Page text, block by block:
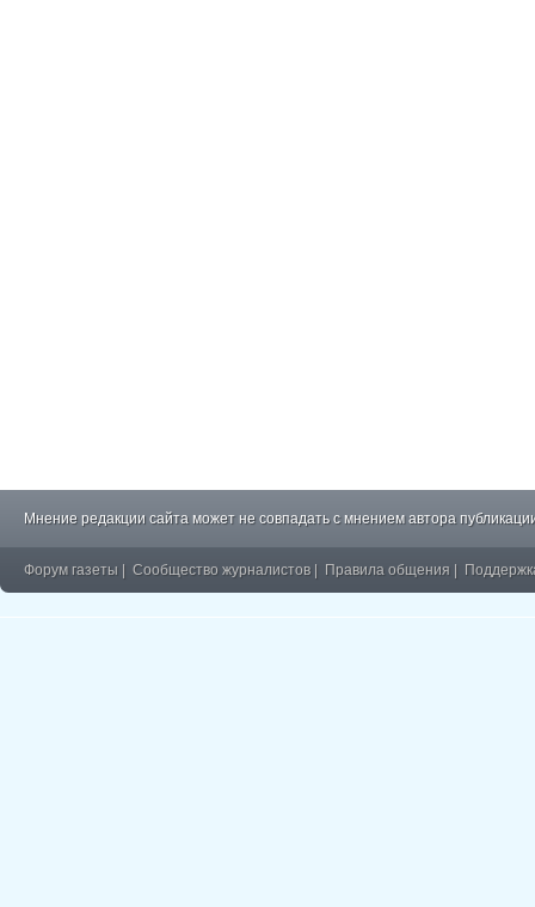
Мнение редакции сайта может не совпадать с мнением автора
Форум газеты Сообщество журналистов Правила общения
�